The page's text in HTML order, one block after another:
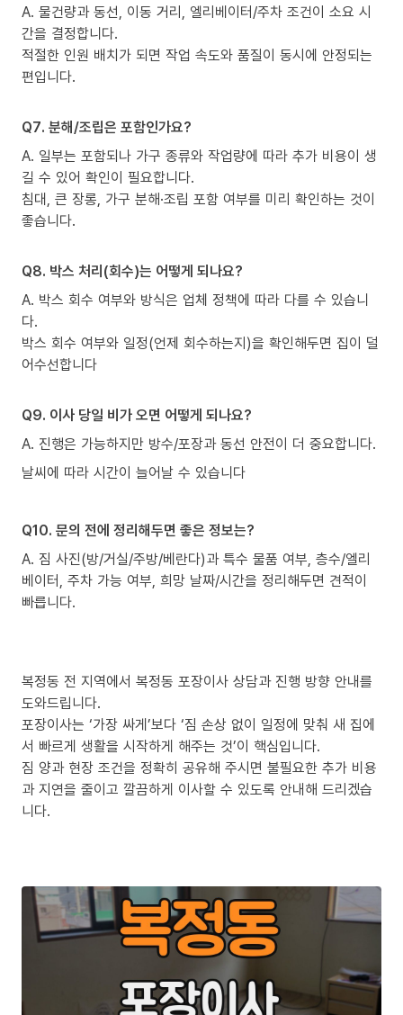
A. 물건량과 동선, 이동 거리, 엘리베이터/주차 조건이 소요 시
간을 결정합니다.
적절한 인원 배치가 되면 작업 속도와 품질이 동시에 안정되는
편입니다.
Q7. 분해/조립은 포함인가요?
A. 일부는 포함되나 가구 종류와 작업량에 따라 추가 비용이 생
길 수 있어 확인이 필요합니다.
침대, 큰 장롱, 가구 분해·조립 포함 여부를 미리 확인하는 것이
좋습니다.
Q8. 박스 처리(회수)는 어떻게 되나요?
A. 박스 회수 여부와 방식은 업체 정책에 따라 다를 수 있습니
다.
박스 회수 여부와 일정(언제 회수하는지)을 확인해두면 집이 덜
어수선합니다
Q9. 이사 당일 비가 오면 어떻게 되나요?
A. 진행은 가능하지만 방수/포장과 동선 안전이 더 중요합니다.
날씨에 따라 시간이 늘어날 수 있습니다
Q10. 문의 전에 정리해두면 좋은 정보는?
A. 짐 사진(방/거실/주방/베란다)과 특수 물품 여부, 층수/엘리
베이터, 주차 가능 여부, 희망 날짜/시간을 정리해두면 견적이
빠릅니다.
복정동 전 지역에서 복정동 포장이사 상담과 진행 방향 안내를
도와드립니다.
포장이사는 ‘가장 싸게’보다 ‘짐 손상 없이 일정에 맞춰 새 집에
서 빠르게 생활을 시작하게 해주는 것’이 핵심입니다.
짐 양과 현장 조건을 정확히 공유해 주시면 불필요한 추가 비용
과 지연을 줄이고 깔끔하게 이사할 수 있도록 안내해 드리겠습
니다.